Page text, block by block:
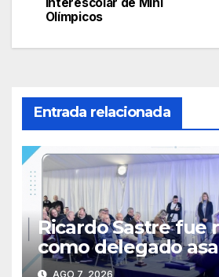
entradas
Interescolar de Mini
Olímpicos
Entrada relacionada
Ricardo Sastre fue
como delegado
de la Primera
AGO 7, 2026